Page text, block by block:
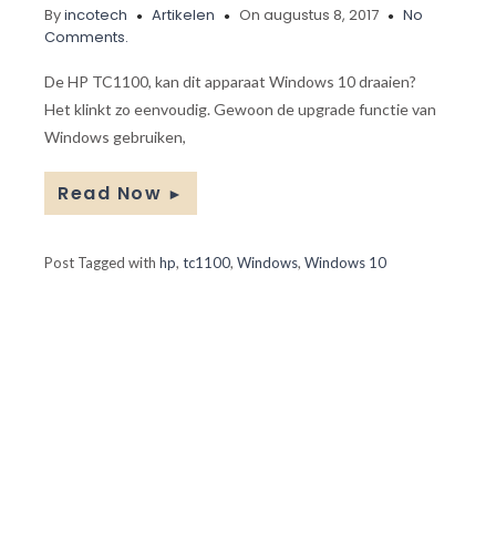
Byincotech Artikelen On augustus 8, 2017
No
Comments.
De HP TC1100, kan dit apparaat Windows 10 draaien?
Het klinkt zo eenvoudig. Gewoon de upgrade functie van
Windows gebruiken,
Read Now ►
Post Tagged withhp,tc1100,Windows,Windows 10